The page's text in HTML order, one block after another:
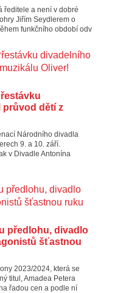
ředitele a není v dobré
Jiřím Seydlerem o
funkčního období odv
průvod dětí z
Národního divadla
9. a 10. září.
v Divadle Antonína
předlohu, divadlo
šťastnou
2023/2024, která se
titul, Amadea Petera
řadou cen a podle ní